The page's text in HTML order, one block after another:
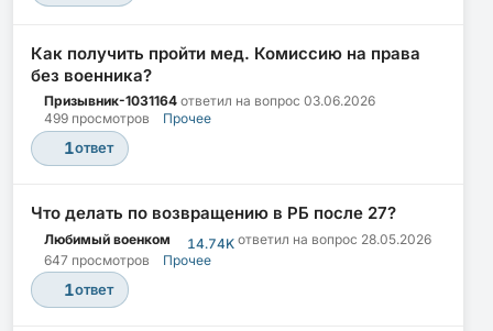
Как получить пройти мед. Комиссию на права
без военника?
Призывник-1031164 ответил на вопрос 03.06.2026
499 просмотров
Прочее
1ответ
Что делать по возвращению в РБ после 27?
Любимый военком 14.74Kответил на вопрос 28.05.2026
647 просмотров
Прочее
1ответ